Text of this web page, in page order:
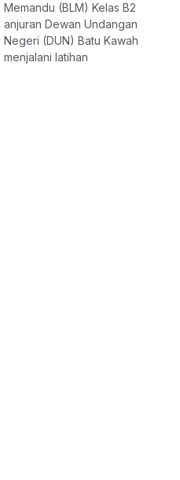
Memandu (BLM) Kelas B2
anjuran Dewan Undangan
Negeri (DUN) Batu Kawah
menjalani latihan